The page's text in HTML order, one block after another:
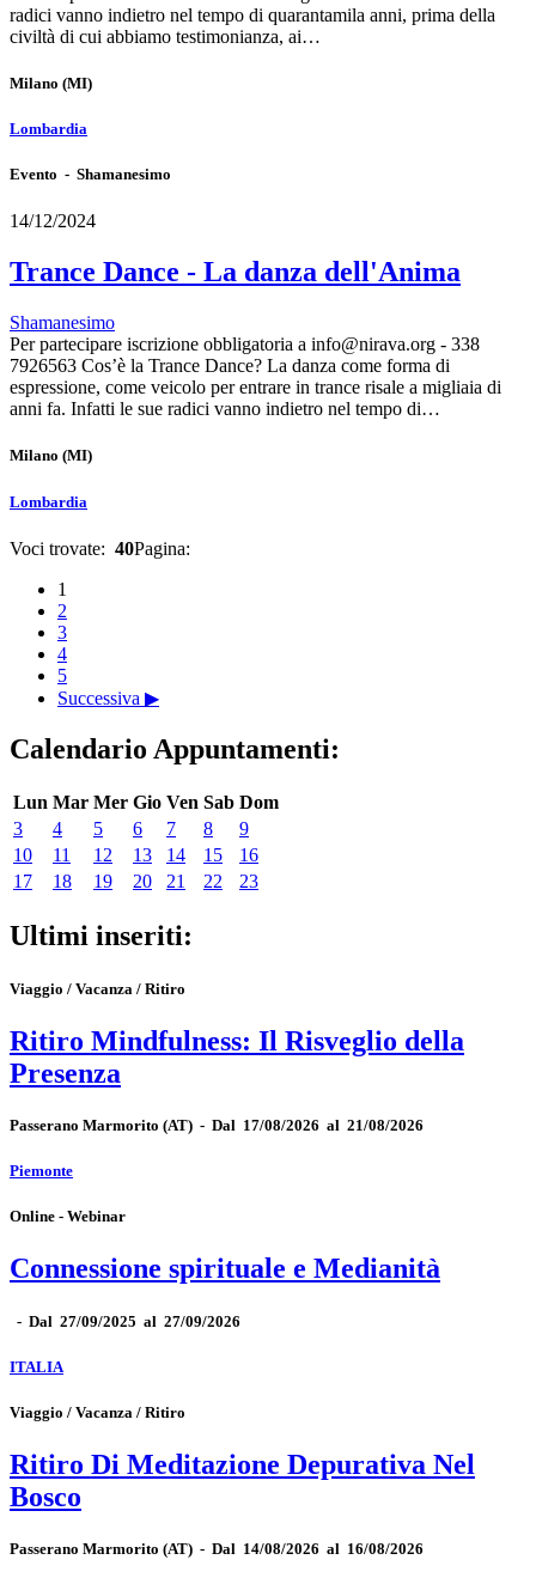
radici vanno indietro nel tempo di quarantamila anni, prima della
civiltà di cui abbiamo testimonianza, ai…
Milano (MI)
Lombardia
Evento - Shamanesimo
14/12/2024
Trance Dance - La danza dell'Anima
Shamanesimo
Per partecipare iscrizione obbligatoria a info@nirava.org - 338
7926563 Cos’è la Trance Dance? La danza come forma di
espressione, come veicolo per entrare in trance risale a migliaia di
anni fa. Infatti le sue radici vanno indietro nel tempo di…
Milano (MI)
Lombardia
Voci trovate: 40Pagina:
1
2
3
4
5
Successiva ▶
Calendario Appuntamenti:
Lun Mar Mer Gio Ven Sab Dom
3
4 5 6 7 8
9
10
11 12 13 14 15
16
17
18 19 20 21 22 23
Ultimi inseriti:
Viaggio / Vacanza / Ritiro
Ritiro Mindfulness: Il Risveglio della
Presenza
Passerano Marmorito (AT) - Dal 17/08/2026 al 21/08/2026
Piemonte
Online - Webinar
Connessione spirituale e Medianità
- Dal 27/09/2025 al 27/09/2026
ITALIA
Viaggio / Vacanza / Ritiro
Ritiro Di Meditazione Depurativa Nel
Bosco
Passerano Marmorito (AT) - Dal 14/08/2026 al 16/08/2026